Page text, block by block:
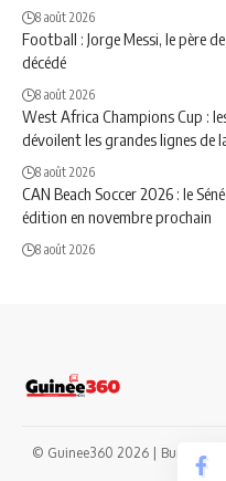
8 août 2026
Football : Jorge Messi, le père
décédé
8 août 2026
West Africa Champions Cup :
dévoilent les grandes lignes de
8 août 2026
CAN Beach Soccer 2026 : le
édition en novembre prochain
8 août 2026
© Guinee360 2026 | Built